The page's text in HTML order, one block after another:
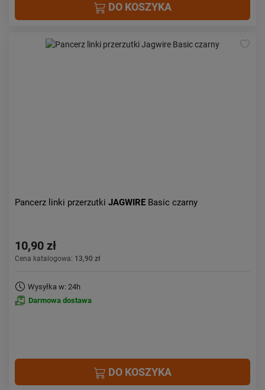
DO KOSZYKA
Pancerz linki przerzutki JAGWIRE Basic czarny
10,90 zł
Cena katalogowa: 13,90 zł
Wysyłka w: 24h
Darmowa dostawa
DO KOSZYKA